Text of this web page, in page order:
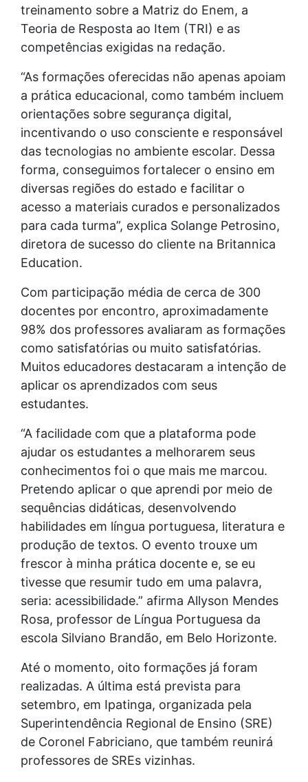
treinamento sobre a Matriz do Enem, a
Teoria de Resposta ao Item (TRI) e as
competências exigidas na redação.
“As formações oferecidas não apenas apoiam
a prática educacional, como também incluem
orientações sobre segurança digital,
incentivando o uso consciente e responsável
das tecnologias no ambiente escolar. Dessa
forma, conseguimos fortalecer o ensino em
diversas regiões do estado e facilitar o
acesso a materiais curados e personalizados
para cada turma”, explica Solange Petrosino,
diretora de sucesso do cliente na Britannica
Education.
Com participação média de cerca de 300
docentes por encontro, aproximadamente
98% dos professores avaliaram as formações
como satisfatórias ou muito satisfatórias.
Muitos educadores destacaram a intenção de
aplicar os aprendizados com seus
estudantes.
“A facilidade com que a plataforma pode
ajudar os estudantes a melhorarem seus
conhecimentos foi o que mais me marcou.
Pretendo aplicar o que aprendi por meio de
sequências didáticas, desenvolvendo
habilidades em língua portuguesa, literatura e
produção de textos. O evento trouxe um
frescor à minha prática docente e, se eu
tivesse que resumir tudo em uma palavra,
seria: acessibilidade.” afirma Allyson Mendes
Rosa, professor de Língua Portuguesa da
escola Silviano Brandão, em Belo Horizonte.
Até o momento, oito formações já foram
realizadas. A última está prevista para
setembro, em Ipatinga, organizada pela
Superintendência Regional de Ensino (SRE)
de Coronel Fabriciano, que também reunirá
professores de SREs vizinhas.